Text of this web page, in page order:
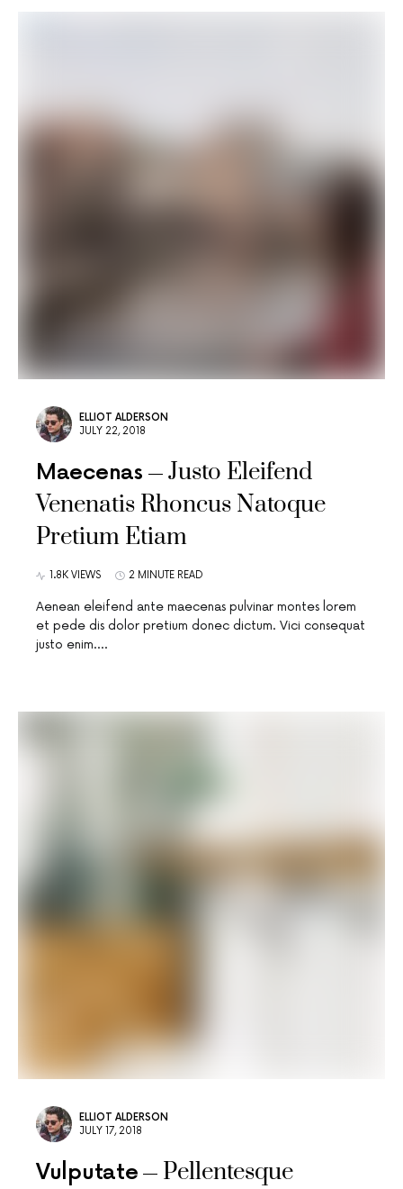
ELLIOT ALDERSON
JULY 22, 2018
Maecenas
Justo Eleifend
Venenatis Rhoncus Natoque
Pretium Etiam
1.8K VIEWS 2 MINUTE READ
Aenean eleifend ante maecenas pulvinar montes lorem
et pede dis dolor pretium donec dictum. Vici consequat
justo enim.…
ELLIOT ALDERSON
JULY 17, 2018
Vulputate Pellentesque